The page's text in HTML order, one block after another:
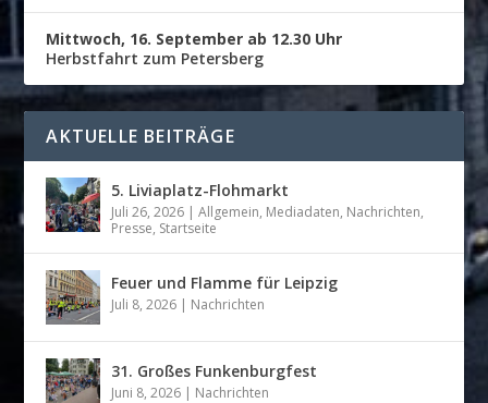
Mittwoch, 16. September ab 12.30 Uhr
Herbstfahrt zum Petersberg
AKTUELLE BEITRÄGE
5. Liviaplatz-Flohmarkt
Juli 26, 2026 |Allgemein, Mediadaten, Nachrichten,
Presse, Startseite
Feuer und Flamme für Leipzig
Juli 8, 2026 | Nachrichten
31. Großes Funkenburgfest
Juni 8, 2026 | Nachrichten